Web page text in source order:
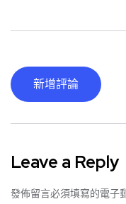
新增評論
Leave a Reply
發佈留言必須填寫的電子